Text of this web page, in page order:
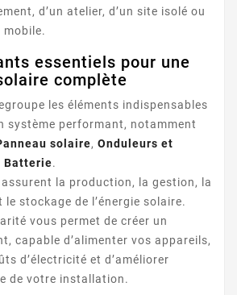
d’un atelier, d’un site isolé ou
essentiels pour une
complète
les éléments indispensables
système performant, notamment
solaire, Onduleurs et
Batterie.
assurent la production, la gestion, la
stockage de l’énergie solaire.
vous permet de créer un
capable d’alimenter vos appareils,
d’électricité et d’améliorer
de votre installation.